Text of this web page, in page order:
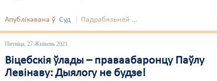
Апублікавана ў Суд Падрабязьней ...
Пятніца, 27 Жнівень 2021
Віцебскія ўлады – праваабаронцу Паўлу
Левінаву: Дыялогу не будзе!
Свабода слова
Свабода сумленьня
Суд